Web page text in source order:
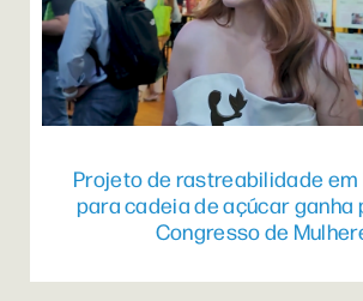
Projeto de rastreabilidade
para cadeia de açúcar ganha
Congresso de